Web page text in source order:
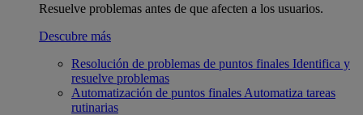
Resuelve problemas antes de que afecten a los usuarios.
Descubre más
Resolución de problemas de puntos finales Identifica y
resuelve problemas
Automatización de puntos finales Automatiza tareas
rutinarias